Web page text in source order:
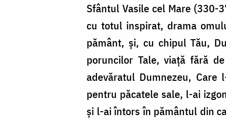
Sfântul Vasile cel Mare
cu totul inspirat, drama
pământ, și, cu chipul Tău,
poruncilor Tale, viață fără
adevăratul Dumnezeu,
pentru păcatele sale, l-ai
și l-ai întors în pământul din